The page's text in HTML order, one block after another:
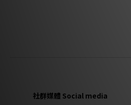
社群媒體 Social media